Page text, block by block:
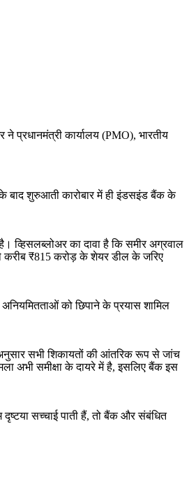
कार्यालय (PMO), भारतीय
के बाद शुरुआती कारोबार में ही इंडसइंड बैंक के
व्हिसलब्लोअर का दावा है कि समीर अग्रवाल
करीब ₹815 करोड़ के शेयर डील के जरिए
को छिपाने के प्रयास शामिल
अनुसार सभी शिकायतों की आंतरिक रूप से जांच
अभी समीक्षा के दायरे में है, इसलिए बैंक इस
सच्चाई पाती हैं, तो बैंक और संबंधित